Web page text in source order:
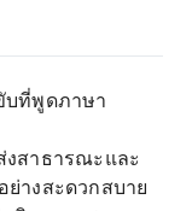
บที่พูดภาษา
สาธารณะและ
างสะดวกสบาย